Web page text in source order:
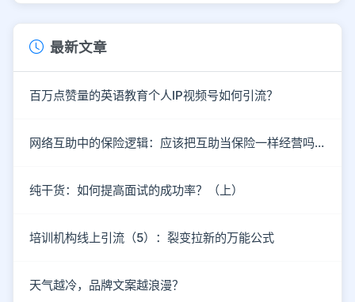
最新文章
百万点赞量的英语教育个人IP视频号如何引流？
网络互助中的保险逻辑：应该把互助当保险一样经营吗？
纯干货：如何提高面试的成功率？（上）
培训机构线上引流（5）：裂变拉新的万能公式
天气越冷，品牌文案越浪漫？